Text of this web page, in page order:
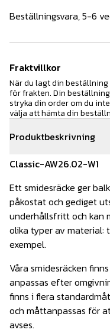
Produktbeskrivning
Classic-AW26.02-W1
Ett smidesräcke ger
påkostat och gediget
underhållsfritt och kan
olika typer av material:
exempel.
Våra smidesräcken
anpassas efter
finns i flera
och måttanpassas för
avses.
Beställningsvara, 5-6
Fraktvillkor
När du lagt din
för frakten. Din
stryka din order om du
välja att hämta din